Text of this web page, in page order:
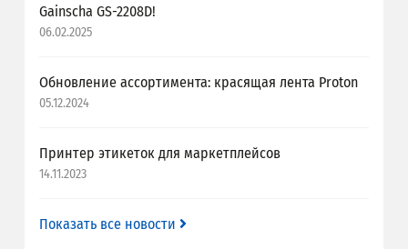
Gainscha GS-2208D!
06.02.2025
Обновление ассортимента: красящая лента Proton
05.12.2024
Принтер этикеток для маркетплейсов
14.11.2023
Показать все новости